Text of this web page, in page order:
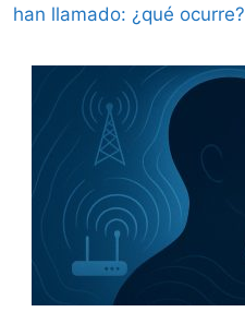
han llamado: ¿qué ocurre?